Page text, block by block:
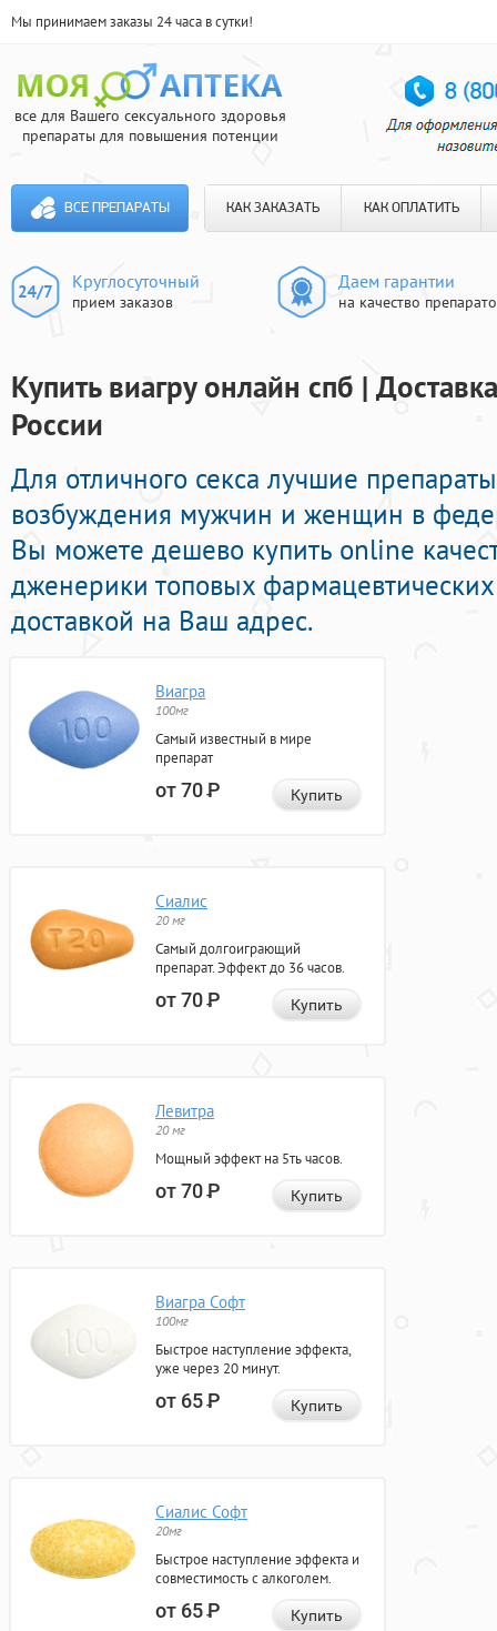
Мы принимаем заказы 24 часа в сутки!
все для Вашего сексуального здоровья
препараты для повышения потенции
ВСЕ ПРЕПАРАТЫ КАК ЗАКАЗАТЬ КАК ОПЛАТИТЬ
Круглосуточный
прием заказов
Даем гарантии
на качество
Купить виагру онлайн спб |
России
Для отличного секса лучшие
возбуждения мужчин и женщин в
Вы можете дешево купить online
дженерики топовых
доставкой на Ваш адрес.
Виагра
100мг
Самый известный в мире
препарат
от 70Р Купить
Сиалис
20 мг
Самый долгоиграющий
препарат. Эффект до 36 часов.
от 70Р Купить
Левитра
20 мг
Мощный эффект на 5ть часов.
от 70Р Купить
Виагра Софт
100мг
Быстрое наступление эффекта,
уже через 20 минут.
от 65Р Купить
Сиалис Софт
20мг
Быстрое наступление эффекта и
совместимость с алкоголем.
от 65Р Купить